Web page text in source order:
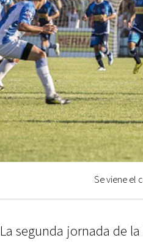
Se viene el
La segunda jornada de